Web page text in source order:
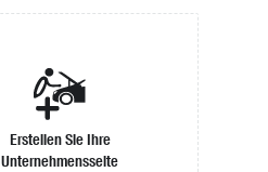
Erstellen Sie Ihre
Unternehmensseite